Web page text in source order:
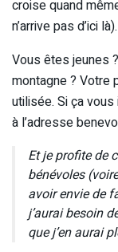
croise quand
n’arrive pas d’ici là).
Vous êtes jeunes
montagne ? Votre
utilisée. Si ça
à l’adresse
Et je profite de
bénévoles
avoir envie de
j’aurai besoin
que j’en aurai